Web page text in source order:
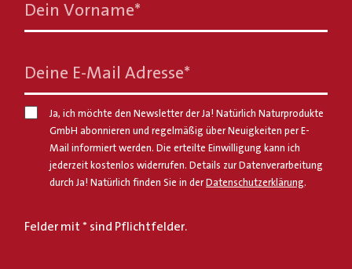
Dein Vorname*
Deine E-Mail Adresse*
Ja, ich möchte den Newsletter der Ja! Natürlich Naturprodukte
GmbH abonnieren und regelmäßig über Neuigkeiten per E-
Mail informiert werden. Die erteilte Einwilligung kann ich
jederzeit kostenlos widerrufen. Details zur Datenverarbeitung
durch Ja! Natürlich finden Sie in der Datenschutzerklärung.
Felder mit * sind Pflichtfelder.